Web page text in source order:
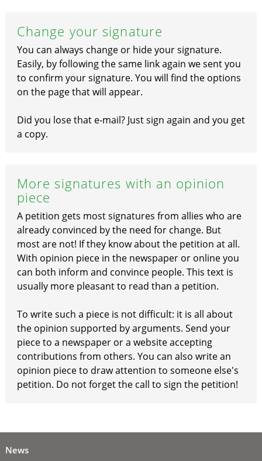
Change your signature
You can always change or hide your signature.
Easily, by following the same link again we sent you
to confirm your signature. You will find the options
on the page that will appear.
Did you lose that e-mail? Just sign again and you get
a copy.
More signatures with an opinion
piece
A petition gets most signatures from allies who are
already convinced by the need for change. But
most are not! If they know about the petition at all.
With opinion piece in the newspaper or online you
can both inform and convince people. This text is
usually more pleasant to read than a petition.
To write such a piece is not difficult: it is all about
the opinion supported by arguments. Send your
piece to a newspaper or a website accepting
contributions from others. You can also write an
opinion piece to draw attention to someone else's
petition. Do not forget the call to sign the petition!
News